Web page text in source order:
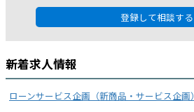
登録して相談する
新着求人情報
ローンサービス企画（新商品・サービス企画）